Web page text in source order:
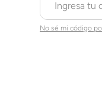
No sé mi código